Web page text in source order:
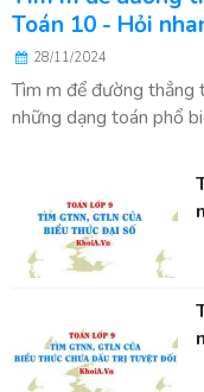
Toán 10 - Hỏi
28/11/2024
Tìm m để đường
những dạng toán phổ